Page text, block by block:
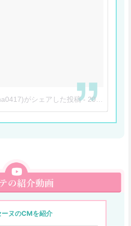
がシェアした投稿- 2018年 5月月16日午後6時23分PDT
ーヌのCMを紹介